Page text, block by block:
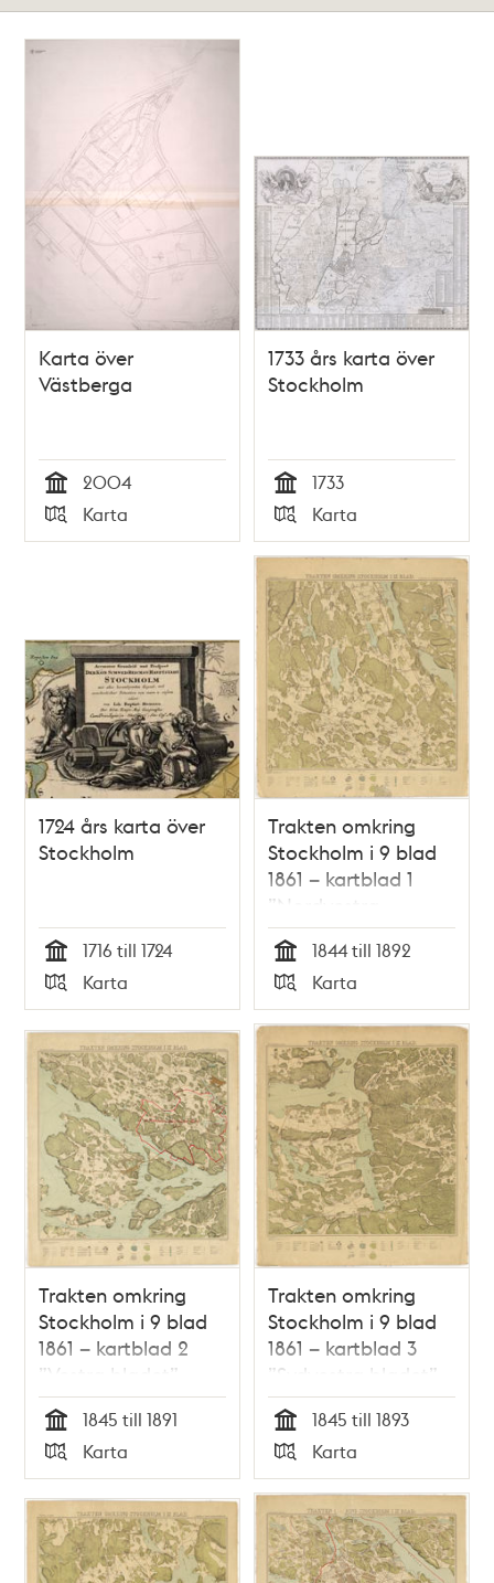
Karta över
Västberga
Tid
2004
Typ
Karta
1733 års karta över
Stockholm
Tid
1733
Typ
Karta
1724 års karta över
Stockholm
Tid
1716 till 1724
Typ
Karta
Trakten omkring
Stockholm i 9 blad
1861 – kartblad 1
”Nordvestra
bladet”, översett
1892
Tid
1844 till 1892
Typ
Karta
Trakten omkring
Stockholm i 9 blad
1861 – kartblad 2
”Vestra bladet”,
översett 1891
Tid
1845 till 1891
Typ
Karta
Trakten omkring
Stockholm i 9 blad
1861 – kartblad 3
”Sydvestra bladet”,
översett 1893
Tid
1845 till 1893
Typ
Karta